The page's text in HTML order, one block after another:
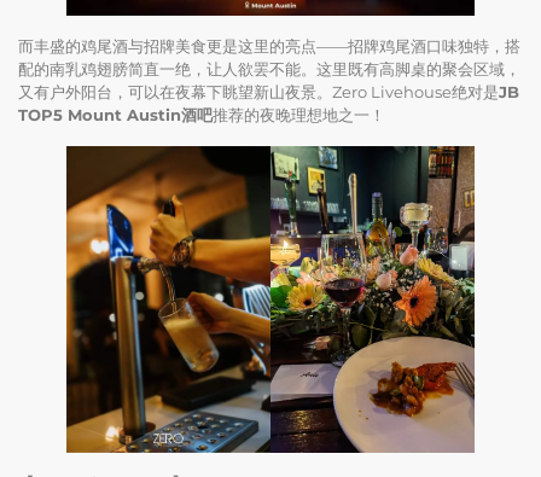
而丰盛的鸡尾酒与招牌美食更是这里的亮点——招牌鸡尾酒口味独特，搭
配的南乳鸡翅膀简直一绝，让人欲罢不能。这里既有高脚桌的聚会区域，
又有户外阳台，可以在夜幕下眺望新山夜景。Zero Livehouse绝对是JB
TOP5 Mount Austin酒吧推荐的夜晚理想地之一！